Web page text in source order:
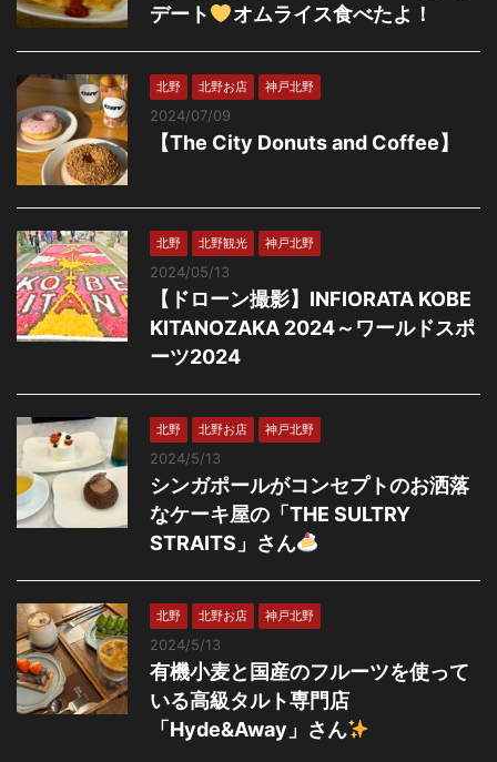
デート
オムライス食べたよ！
北野 北野お店 神戸北野
2024/07/09
【The City Donuts and Coffee】
北野 北野観光 神戸北野
2024/05/13
【ドローン撮影】INFIORATA KOBE
KITANOZAKA 2024～ワールドスポ
ーツ2024
北野 北野お店 神戸北野
2024/5/13
シンガポールがコンセプトのお洒落
なケーキ屋の「THE SULTRY
STRAITS」さん
北野 北野お店 神戸北野
2024/5/13
有機小麦と国産のフルーツを使って
いる高級タルト専門店
「Hyde&Away」さん